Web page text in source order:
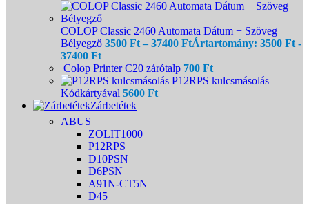
COLOP Classic 2460 Automata Dátum + Szöveg
Bélyegző 3500 Ft – 37400 FtÁrtartomány: 3500 Ft -
37400 Ft
Colop Printer C20 zárótalp 700 Ft
P12RPS kulcsmásolás
Kódkártyával 5600 Ft
Zárbetétek
ABUS
ZOLIT1000
P12RPS
D10PSN
D6PSN
A91N-CT5N
D45